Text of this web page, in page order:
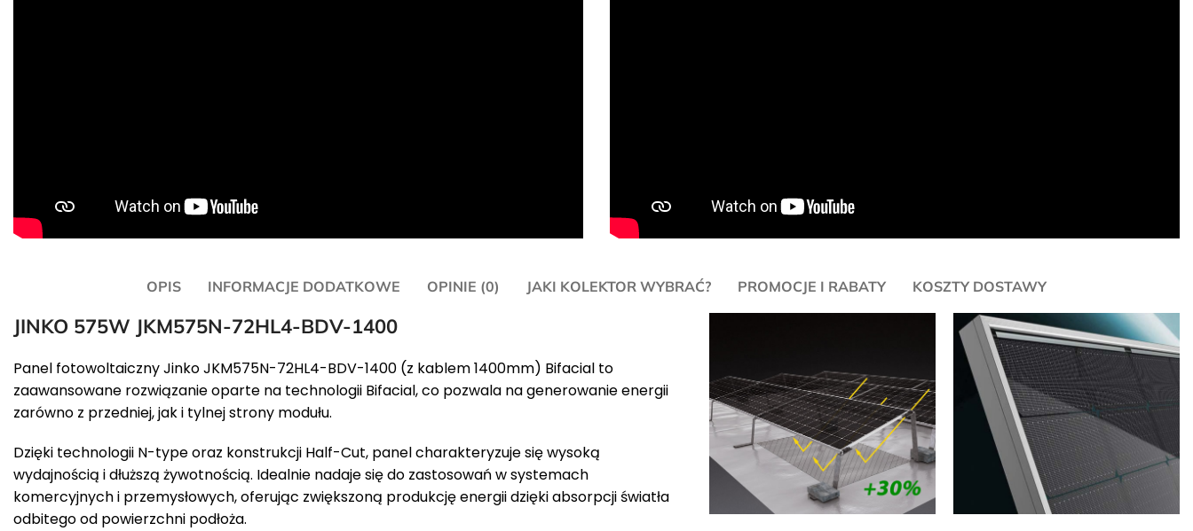
OPIS INFORMACJE DODATKOWE OPINIE (0) JAKI KOLEKTOR WYBRAĆ? PROMOCJE I RABATY KOSZTY DOSTAWY
JINKO 575W JKM575N-72HL4-BDV-1400
Panel fotowoltaiczny Jinko JKM575N-72HL4-BDV-1400 (z kablem 1400mm) Bifacial to
zaawansowane rozwiązanie oparte na technologii Bifacial, co pozwala na generowanie energii
zarówno z przedniej, jak i tylnej strony modułu.
Dzięki technologii N-type oraz konstrukcji Half-Cut, panel charakteryzuje się wysoką
wydajnością i dłuższą żywotnością. Idealnie nadaje się do zastosowań w systemach
komercyjnych i przemysłowych, oferując zwiększoną produkcję energii dzięki absorpcji światła
odbitego od powierzchni podłoża.